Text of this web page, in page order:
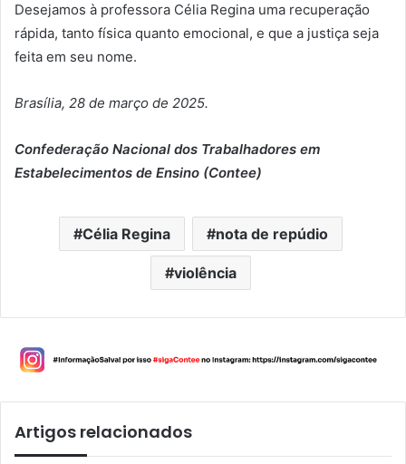
Desejamos à professora Célia Regina uma recuperação
rápida, tanto física quanto emocional, e que a justiça seja
feita em seu nome.
Brasília, 28 de março de 2025.
Confederação Nacional dos Trabalhadores em
Estabelecimentos de Ensino (Contee)
Célia Regina nota de repúdio
violência
Artigos relacionados